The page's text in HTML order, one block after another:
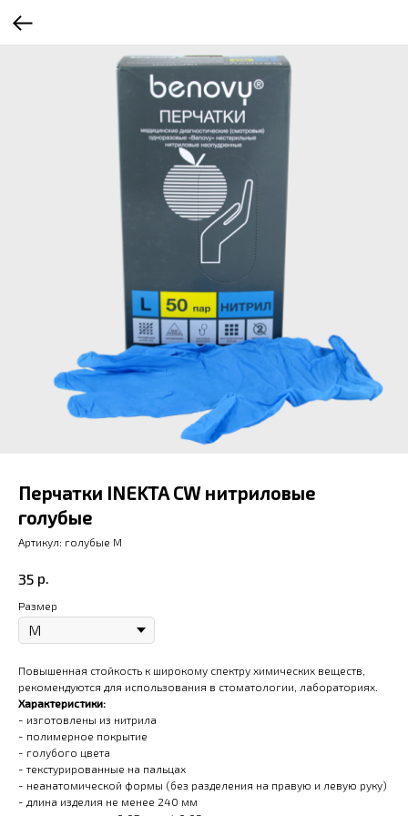
Перчатки INEKTA CW нитриловые
голубые
Артикул: голубые M
35 р.
Размер
Повышенная стойкость к широкому спектру химических веществ,
рекомендуются для использования в стоматологии, лабораториях.
Характеристики:
- изготовлены из нитрила
- полимерное покрытие
- голубого цвета
- текстурированные на пальцах
- неанатомической формы (без разделения на правую и левую руку)
- длина изделия не менее 240 мм